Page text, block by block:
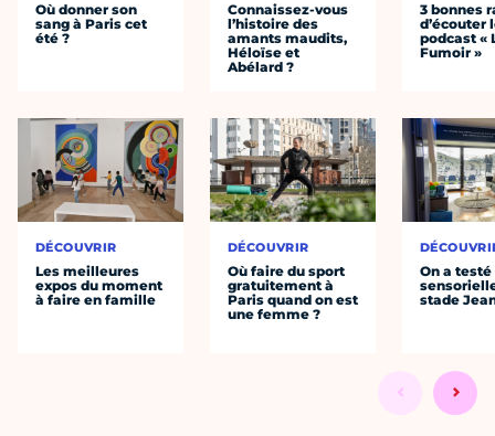
Où donner son
sang à Paris cet
été ?
DÉCOUVRIR
Les meilleures
expos du moment
à faire en famille
Connaissez-vous
l’histoire des
amants maudits,
Héloïse et
Abélard ?
DÉCOUVRIR
Où faire du sport
gratuitement à
Paris quand on est
une femme ?
3 bonnes
d’écouter
podcast «
Fumoir »
On a
stade